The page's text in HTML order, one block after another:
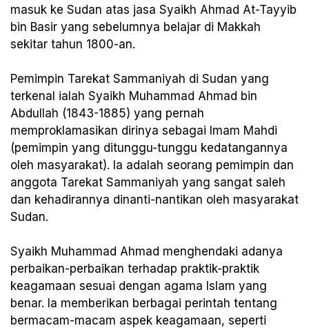
masuk ke Sudan atas jasa Syaikh Ahmad At-Tayyib
bin Basir yang sebelumnya belajar di Makkah
sekitar tahun 1800-an.
Pemimpin Tarekat Sammaniyah di Sudan yang
terkenal ialah Syaikh Muhammad Ahmad bin
Abdullah (1843-1885) yang pernah
memproklamasikan dirinya sebagai Imam Mahdi
(pemimpin yang ditunggu-tunggu kedatangannya
oleh masyarakat). Ia adalah seorang pemimpin dan
anggota Tarekat Sammaniyah yang sangat saleh
dan kehadirannya dinanti-nantikan oleh masyarakat
Sudan.
Syaikh Muhammad Ahmad menghendaki adanya
perbaikan-perbaikan terhadap praktik-praktik
keagamaan sesuai dengan agama Islam yang
benar. Ia memberikan berbagai perintah tentang
bermacam-macam aspek keagamaan, seperti